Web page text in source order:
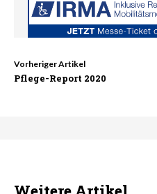
Vorheriger Artikel
Pflege-Report 2020